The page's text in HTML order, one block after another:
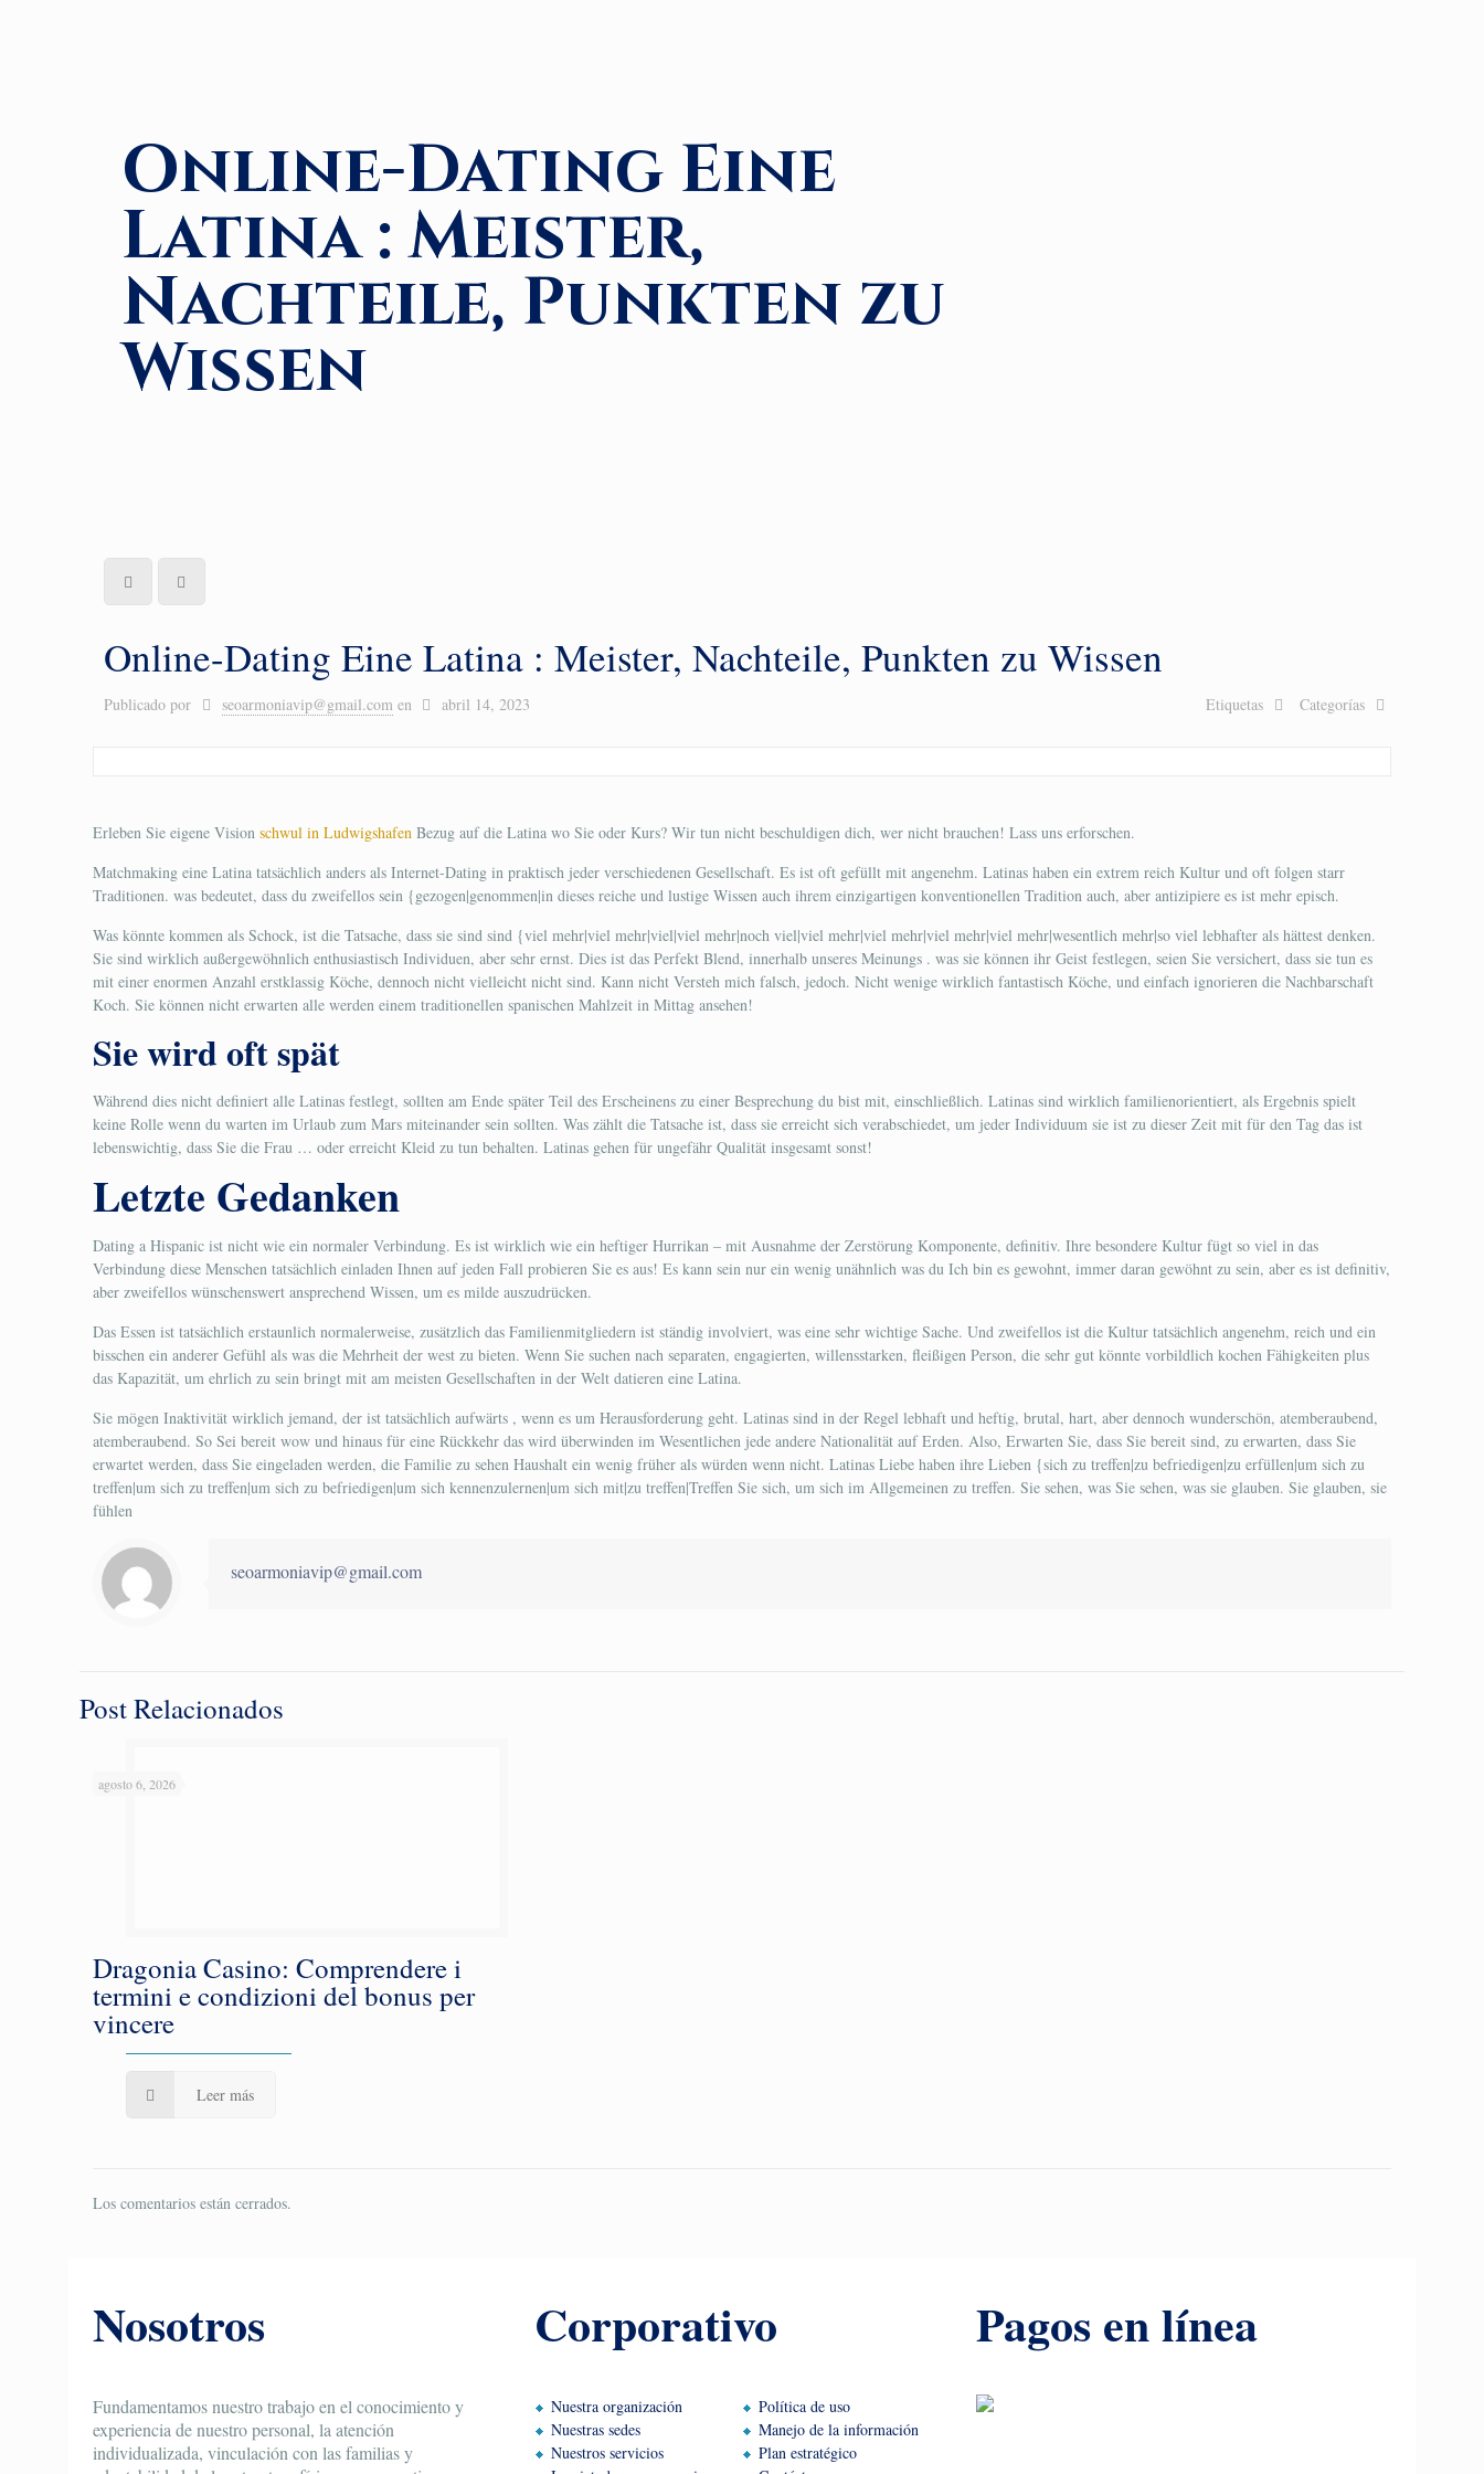
Online-Dating Eine
Latina : Meister,
Nachteile, Punkten zu
Wissen
Online-Dating Eine Latina : Meister, Nachteile, Punkten zu Wissen
Publicado por seoarmoniavip@gmail.com en abril 14, 2023 Categorías
Etiquetas
Erleben Sie eigene Vision schwul in Ludwigshafen Bezug auf die Latina wo Sie oder Kurs? Wir tun nicht beschuldigen dich, wer nicht brauchen! Lass uns erforschen.
Matchmaking eine Latina tatsächlich anders als Internet-Dating in praktisch jeder verschiedenen Gesellschaft. Es ist oft gefüllt mit angenehm. Latinas haben ein extrem reich Kultur und oft folgen starr
Traditionen. was bedeutet, dass du zweifellos sein {gezogen|genommen|in dieses reiche und lustige Wissen auch ihrem einzigartigen konventionellen Tradition auch, aber antizipiere es ist mehr episch.
Was könnte kommen als Schock, ist die Tatsache, dass sie sind sind {viel mehr|viel mehr|viel|viel mehr|noch viel|viel mehr|viel mehr|viel mehr|viel mehr|wesentlich mehr|so viel lebhafter als hättest denken.
Sie sind wirklich außergewöhnlich enthusiastisch Individuen, aber sehr ernst. Dies ist das Perfekt Blend, innerhalb unseres Meinungs . was sie können ihr Geist festlegen, seien Sie versichert, dass sie tun es
mit einer enormen Anzahl erstklassig Köche, dennoch nicht vielleicht nicht sind. Kann nicht Versteh mich falsch, jedoch. Nicht wenige wirklich fantastisch Köche, und einfach ignorieren die Nachbarschaft
Koch. Sie können nicht erwarten alle werden einem traditionellen spanischen Mahlzeit in Mittag ansehen!
Sie wird oft spät
Während dies nicht definiert alle Latinas festlegt, sollten am Ende später Teil des Erscheinens zu einer Besprechung du bist mit, einschließlich. Latinas sind wirklich familienorientiert, als Ergebnis spielt
keine Rolle wenn du warten im Urlaub zum Mars miteinander sein sollten. Was zählt die Tatsache ist, dass sie erreicht sich verabschiedet, um jeder Individuum sie ist zu dieser Zeit mit für den Tag das ist
lebenswichtig, dass Sie die Frau … oder erreicht Kleid zu tun behalten. Latinas gehen für ungefähr Qualität insgesamt sonst!
Letzte Gedanken
Dating a Hispanic ist nicht wie ein normaler Verbindung. Es ist wirklich wie ein heftiger Hurrikan – mit Ausnahme der Zerstörung Komponente, definitiv. Ihre besondere Kultur fügt so viel in das
Verbindung diese Menschen tatsächlich einladen Ihnen auf jeden Fall probieren Sie es aus! Es kann sein nur ein wenig unähnlich was du Ich bin es gewohnt, immer daran gewöhnt zu sein, aber es ist definitiv,
aber zweifellos wünschenswert ansprechend Wissen, um es milde auszudrücken.
Das Essen ist tatsächlich erstaunlich normalerweise, zusätzlich das Familienmitgliedern ist ständig involviert, was eine sehr wichtige Sache. Und zweifellos ist die Kultur tatsächlich angenehm, reich und ein
bisschen ein anderer Gefühl als was die Mehrheit der west zu bieten. Wenn Sie suchen nach separaten, engagierten, willensstarken, fleißigen Person, die sehr gut könnte vorbildlich kochen Fähigkeiten plus
das Kapazität, um ehrlich zu sein bringt mit am meisten Gesellschaften in der Welt datieren eine Latina.
Sie mögen Inaktivität wirklich jemand, der ist tatsächlich aufwärts , wenn es um Herausforderung geht. Latinas sind in der Regel lebhaft und heftig, brutal, hart, aber dennoch wunderschön, atemberaubend,
atemberaubend. So Sei bereit wow und hinaus für eine Rückkehr das wird überwinden im Wesentlichen jede andere Nationalität auf Erden. Also, Erwarten Sie, dass Sie bereit sind, zu erwarten, dass Sie
erwartet werden, dass Sie eingeladen werden, die Familie zu sehen Haushalt ein wenig früher als würden wenn nicht. Latinas Liebe haben ihre Lieben {sich zu treffen|zu befriedigen|zu erfüllen|um sich zu
treffen|um sich zu treffen|um sich zu befriedigen|um sich kennenzulernen|um sich mit|zu treffen|Treffen Sie sich, um sich im Allgemeinen zu treffen. Sie sehen, was Sie sehen, was sie glauben. Sie glauben, sie
fühlen
seoarmoniavip@gmail.com
Post Relacionados
agosto 6, 2026
Dragonia Casino: Comprendere i
termini e condizioni del bonus per
vincere
Leer más
Los comentarios están cerrados.
Nosotros
Fundamentamos nuestro trabajo en el conocimiento y
experiencia de nuestro personal, la atención
individualizada, vinculación con las familias y
Corporativo
Nuestra organización
Nuestras sedes
Nuestros servicios
Política de uso
Manejo de la información
Plan estratégico
Pagos en línea